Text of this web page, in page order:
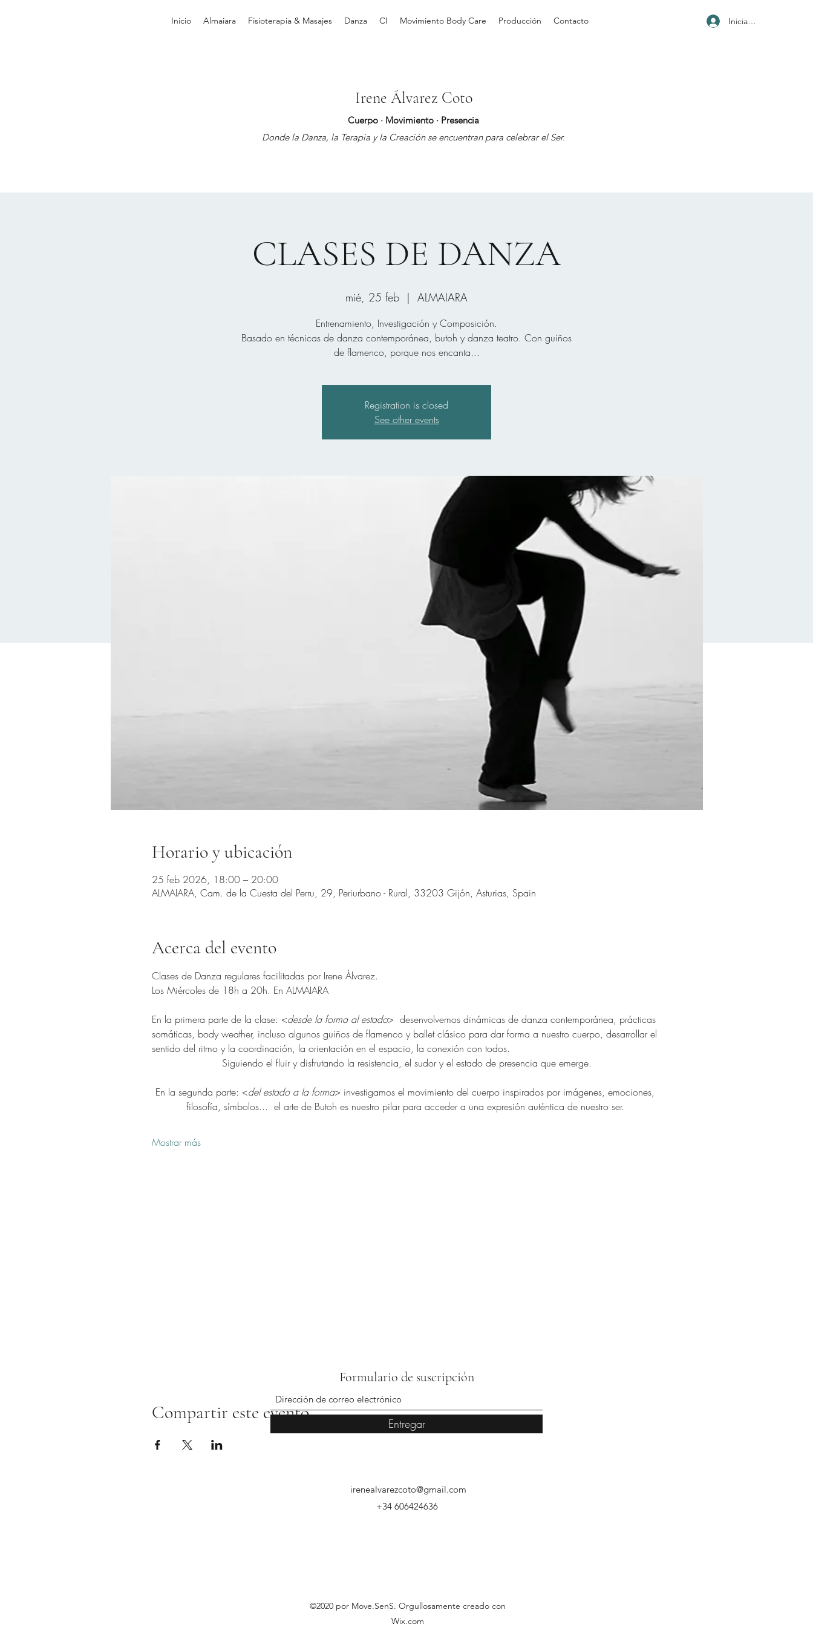
Inicio Almaiara Fisioterapia & Masajes Danza CI Movimiento Body Care Producción Contacto Iniciar sesión
Irene Álvarez Coto
Cuerpo · Movimiento · Presencia
Donde la Danza, la Terapia y la Creación se encuentran para celebrar el Ser.
CLASES DE DANZA
mié, 25 feb
  |
ALMAIARA
Entrenamiento, Investigación y Composición.
Basado en técnicas de danza contemporánea, butoh y danza teatro. Con guiños
de flamenco, porque nos encanta...
Registration is closed
See other events
Horario y ubicación
25 feb 2026, 18:00 – 20:00
ALMAIARA, Cam. de la Cuesta del Perru, 29, Periurbano - Rural, 33203 Gijón, Asturias, Spain
Acerca del evento
Clases de Danza regulares facilitadas por Irene Álvarez.
Los Miércoles de 18h a 20h. En ALMAIARA
En la primera parte de la clase: <desde la forma al estado>  desenvolvemos dinámicas de danza contemporánea, prácticas
somáticas, body weather, incluso algunos guiños de flamenco y ballet clásico para dar forma a nuestro cuerpo, desarrollar el
sentido del ritmo y la coordinación, la orientación en el espacio, la conexión con todos.
Siguiendo el fluir y disfrutando la resistencia, el sudor y el estado de presencia que emerge.
En la segunda parte: <del estado a la forma> investigamos el movimiento del cuerpo inspirados por imágenes, emociones,
filosofía, símbolos...  el arte de Butoh es nuestro pilar para acceder a una expresión auténtica de nuestro ser.
Mostrar más
Compartir este evento
Formulario de suscripción
Entregar
irenealvarezcoto@gmail.com
+34 606424636
©2020 por Move.SenS. Orgullosamente creado con
Wix.com